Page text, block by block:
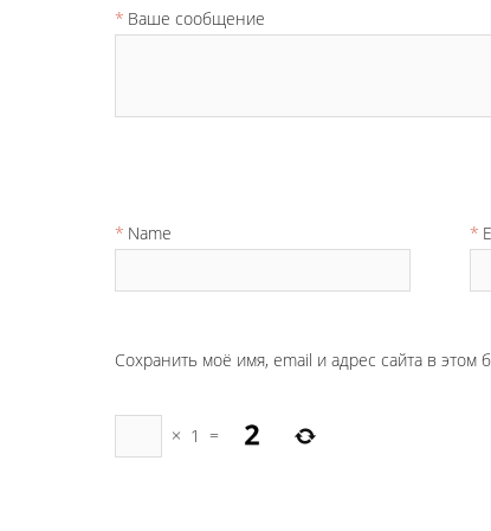
Ваше сообщение
Name
Сохранить моё имя, email и адрес сайта в
× 1 =